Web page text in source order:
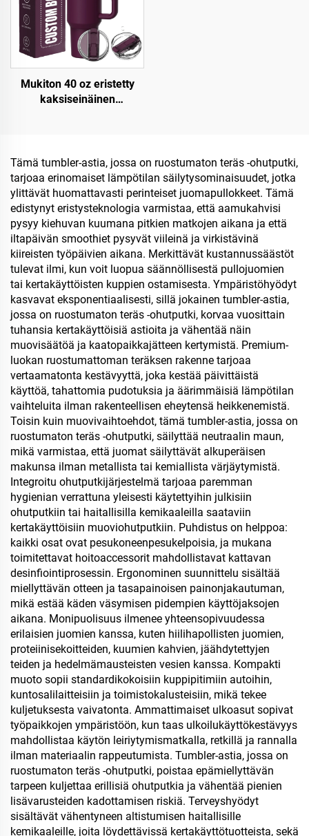
Mukiton 40 oz eristetty
kaksiseinäinen
matkakahvimuki
toimistolahjapakettiin
Tämä tumbler-astia, jossa on ruostumaton teräs -ohutputki,
tarjoaa erinomaiset lämpötilan säilytysominaisuudet, jotka
ylittävät huomattavasti perinteiset juomapullokkeet. Tämä
edistynyt eristysteknologia varmistaa, että aamukahvisi
pysyy kiehuvan kuumana pitkien matkojen aikana ja että
iltapäivän smoothiet pysyvät viileinä ja virkistävinä
kiireisten työpäivien aikana. Merkittävät kustannussäästöt
tulevat ilmi, kun voit luopua säännöllisestä pullojuomien
tai kertakäyttöisten kuppien ostamisesta. Ympäristöhyödyt
kasvavat eksponentiaalisesti, sillä jokainen tumbler-astia,
jossa on ruostumaton teräs -ohutputki, korvaa vuosittain
tuhansia kertakäyttöisiä astioita ja vähentää näin
muovisäätöä ja kaatopaikkajätteen kertymistä. Premium-
luokan ruostumattoman teräksen rakenne tarjoaa
vertaamatonta kestävyyttä, joka kestää päivittäistä
käyttöä, tahattomia pudotuksia ja äärimmäisiä lämpötilan
vaihteluita ilman rakenteellisen eheytensä heikkenemistä.
Toisin kuin muovivaihtoehdot, tämä tumbler-astia, jossa on
ruostumaton teräs -ohutputki, säilyttää neutraalin maun,
mikä varmistaa, että juomat säilyttävät alkuperäisen
makunsa ilman metallista tai kemiallista värjäytymistä.
Integroitu ohutputkijärjestelmä tarjoaa paremman
hygienian verrattuna yleisesti käytettyihin julkisiin
ohutputkiin tai haitallisilla kemikaaleilla saataviin
kertakäyttöisiin muoviohutputkiin. Puhdistus on helppoa:
kaikki osat ovat pesukoneenpesukelpoisia, ja mukana
toimitettavat hoitoaccessorit mahdollistavat kattavan
desinfiointiprosessin. Ergonominen suunnittelu sisältää
miellyttävän otteen ja tasapainoisen painonjakautuman,
mikä estää käden väsymisen pidempien käyttöjaksojen
aikana. Monipuolisuus ilmenee yhteensopivuudessa
erilaisien juomien kanssa, kuten hiilihapollisten juomien,
proteiinisekoitteiden, kuumien kahvien, jäähdytettyjen
teiden ja hedelmämausteisten vesien kanssa. Kompakti
muoto sopii standardikokoisiin kuppipitimiin autoihin,
kuntosalilaitteisiin ja toimistokalusteisiin, mikä tekee
kuljetuksesta vaivatonta. Ammattimaiset ulkoasut sopivat
työpaikkojen ympäristöön, kun taas ulkoilukäyttökestävyys
mahdollistaa käytön leiriytymismatkalla, retkillä ja rannalla
ilman materiaalin rappeutumista. Tumbler-astia, jossa on
ruostumaton teräs -ohutputki, poistaa epämiellyttävän
tarpeen kuljettaa erillisiä ohutputkia ja vähentää pienien
lisävarusteiden kadottamisen riskiä. Terveyshyödyt
sisältävät vähentyneen altistumisen haitallisille
kemikaaleille, joita löydettävissä kertakäyttötuotteista, sekä